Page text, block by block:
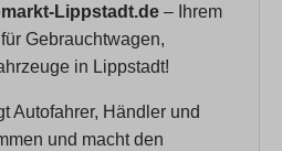
Lippstadt.de – Ihrem
Gebrauchtwagen,
in Lippstadt!
Autofahrer, Händler und
und macht den